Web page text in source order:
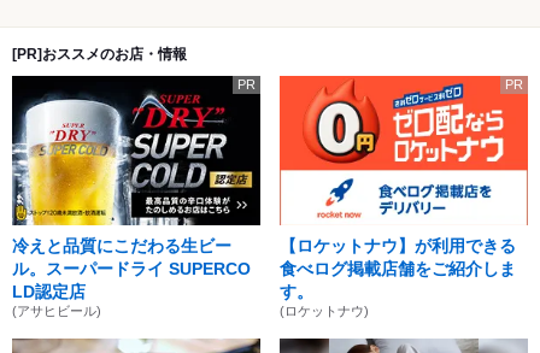
[PR]おススメのお店・情報
PR
冷えと品質にこだわる生ビー
ル。スーパードライ SUPERCO
LD認定店
(アサヒビール)
PR
【ロケットナウ】が利用できる
食べログ掲載店舗をご紹介しま
す。
(ロケットナウ)